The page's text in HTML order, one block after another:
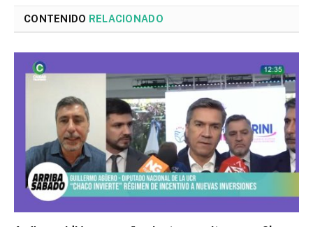
CONTENIDO RELACIONADO